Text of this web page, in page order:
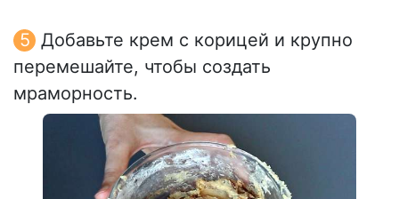
Добавьте крем с корицей и крупно
перемешайте, чтобы создать
мраморность.